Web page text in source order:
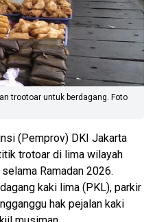
trootoar untuk berdagang. Foto
(Pemprov) DKI Jakarta
trotoar di lima wilayah
Ramadan 2026.
kaki lima (PKL), parkir
hak pejalan kaki